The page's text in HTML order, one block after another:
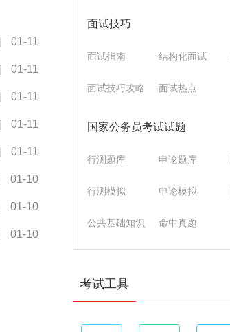
01-11
01-11
01-11
01-11
01-11
01-10
01-10
01-10
面试技巧
面试指南 结构化面试
面试技巧攻略 面试热点
国家公务员考试试题
行测题库 申论题库
行测模拟 申论模拟
公共基础知识 命中真题
考试工具